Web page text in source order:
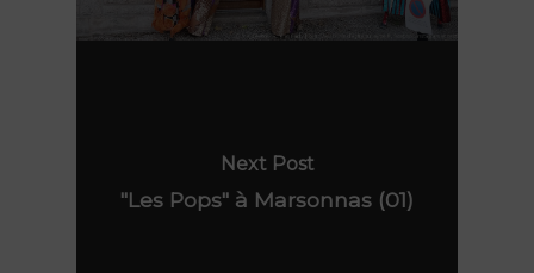
Next Post
"Les Pops" à Marsonnas (01)
TOTEMS
Actualités
EN